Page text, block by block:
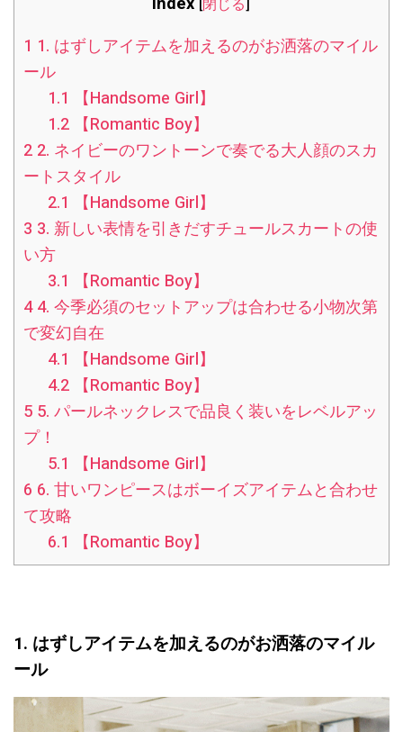
1 1. はずしアイテムを加えるのがお洒落のマイル
ール
1.1
【Handsome Girl】
1.2 【Romantic Boy】
22. ネイビーのワントーンで奏でる大人顔のスカ
ートスタイル
2.1
【Handsome Girl】
3 3. 新しい表情を引きだすチュールスカートの使
い方
3.1
【Romantic Boy】
44. 今季必須のセットアップは合わせる小物次第
で変幻自在
4.1
【Handsome Girl】
4.2 【Romantic Boy】
55. パールネックレスで品良く装いをレベルアッ
プ！
5.1
【Handsome Girl】
6 6. 甘いワンピースはボーイズアイテムと合わせ
て攻略
6.1
【Romantic Boy】
1. はずしアイテムを加えるのがお洒落のマイル
ール